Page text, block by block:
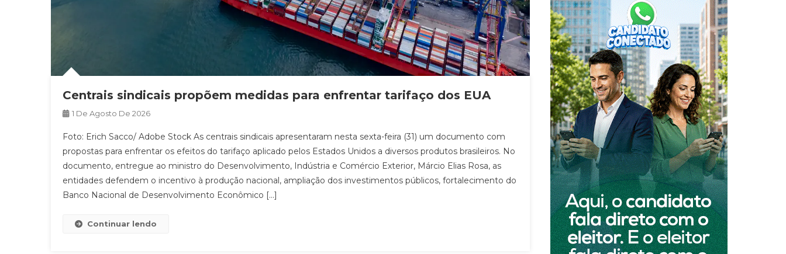
Centrais sindicais propõem medidas para enfrentar tarifaço dos EUA
1 De Agosto De 2026
Foto: Erich Sacco/ Adobe Stock As centrais sindicais apresentaram nesta sexta-feira (31) um documento com
propostas para enfrentar os efeitos do tarifaço aplicado pelos Estados Unidos a diversos produtos brasileiros. No
documento, entregue ao ministro do Desenvolvimento, Indústria e Comércio Exterior, Márcio Elias Rosa, as
entidades defendem o incentivo à produção nacional, ampliação dos investimentos públicos, fortalecimento do
Banco Nacional de Desenvolvimento Econômico […]
Continuar lendo